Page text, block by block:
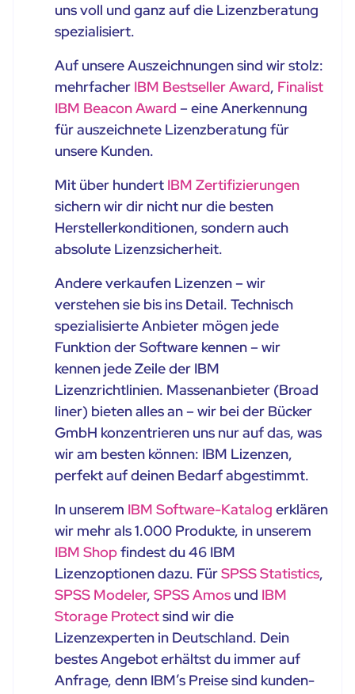
uns voll und ganz auf die Lizenzberatung
spezialisiert.
Auf unsere Auszeichnungen sind wir stolz:
mehrfacher IBM Bestseller Award, Finalist
IBM Beacon Award – eine Anerkennung
für auszeichnete Lizenzberatung für
unsere Kunden.
Mit über hundert IBM Zertifizierungen
sichern wir dir nicht nur die besten
Herstellerkonditionen, sondern auch
absolute Lizenzsicherheit.
Andere verkaufen Lizenzen – wir
verstehen sie bis ins Detail. Technisch
spezialisierte Anbieter mögen jede
Funktion der Software kennen – wir
kennen jede Zeile der IBM
Lizenzrichtlinien. Massenanbieter (Broad
liner) bieten alles an – wir bei der Bücker
GmbH konzentrieren uns nur auf das, was
wir am besten können: IBM Lizenzen,
perfekt auf deinen Bedarf abgestimmt.
In unserem IBM Software-Katalog erklären
wir mehr als 1.000 Produkte, in unserem
IBM Shopfindest du 46 IBM
Lizenzoptionen dazu. FürSPSS Statistics,
SPSS Modeler, SPSS Amos und IBM
Storage Protectsind wir die
Lizenzexperten in Deutschland. Dein
bestes Angebot erhältst du immer auf
Anfrage, denn IBM’s Preise sind kunden-